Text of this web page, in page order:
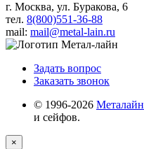
г. Москва, ул. Буракова, 6
тел. 8(800)551-36-88
mail: mail@metal-lain.ru
Задать вопрос
Заказать звонок
© 1996-2026 Металайн
и сейфов.
×